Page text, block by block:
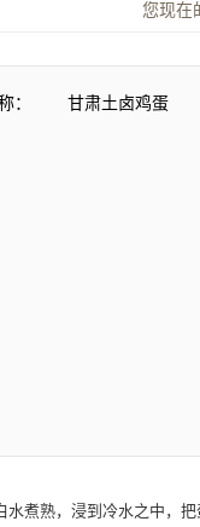
您现在
： 甘肃土卤鸡蛋
煮熟，浸到冷水之中，